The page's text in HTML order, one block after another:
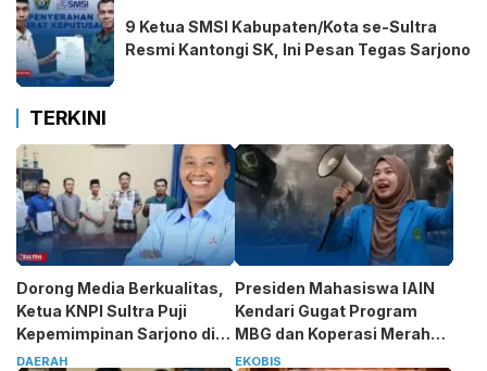
9 Ketua SMSI Kabupaten/Kota se-Sultra
Resmi Kantongi SK, Ini Pesan Tegas Sarjono
TERKINI
Dorong Media Berkualitas,
Ketua KNPI Sultra Puji
Kepemimpinan Sarjono di
SMSI
DAERAH
Presiden Mahasiswa IAIN
Kendari Gugat Program
MBG dan Koperasi Merah
Putih
EKOBIS